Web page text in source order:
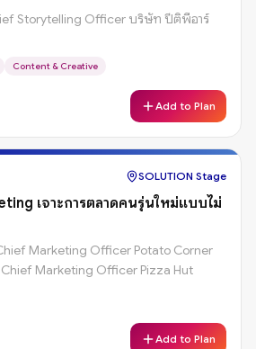
Storytelling Officer บริษัท ปีติพีอาร์
Content & Creative
Add to Plan
SOLUTION Stage
เจาะการตลาดคนรุ่นใหม่แบบไม่
Marketing Officer Potato Corner
Chief Marketing Officer Pizza Hut
Add to Plan